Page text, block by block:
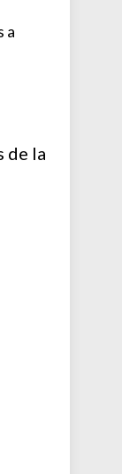
a
de la